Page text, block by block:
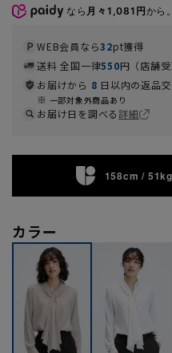
なら 月々1,081円から
WEB会員なら32pt獲得
送料 全国一律550円（店舗
お届けから 8 日以内の返品
一部対象外商品あり
お届け日を調べる詳細
158cm / 51kg
カラー